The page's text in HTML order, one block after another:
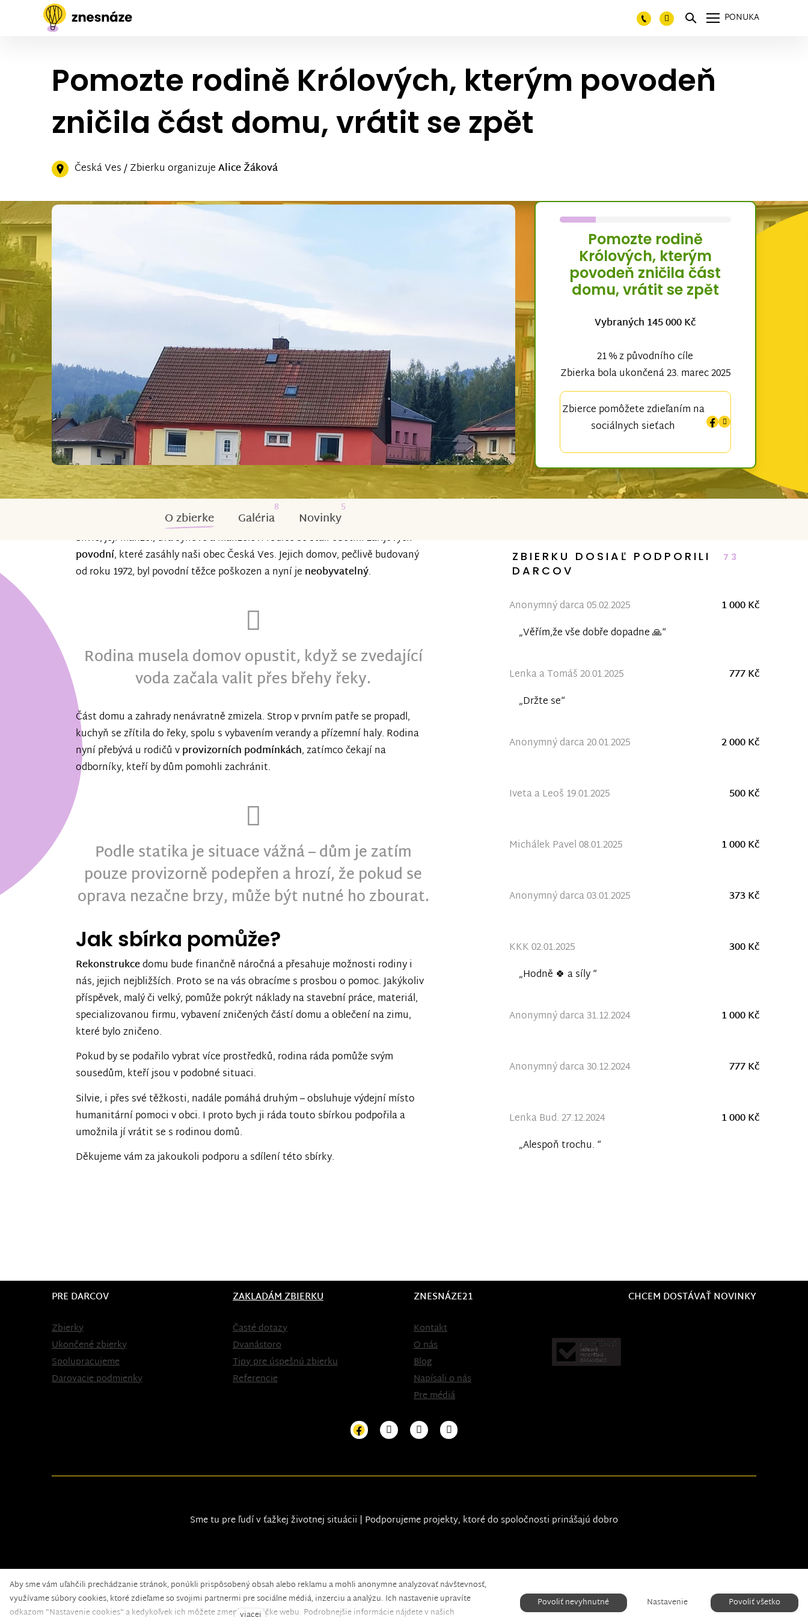
PONUKA
Pomozte rodině Królových, kterým povodeň
zničila část domu, vrátit se zpět
Česká Ves / Zbierku organizujeAlice Žáková
Pomozte rodině
Królových, kterým
povodeň zničila část
domu, vrátit se zpět
Vybraných 145 000 Kč
21 % z původního cíle
Zbierka bola ukončená 23. marec 2025
Zbierce pomôžete zdieľaním na
sociálnych sieťach
O zbierke Galéria
8
Novinky
5
Silvie, její manžel, dva synové a manželovi rodiče se stali oběťmi zářijových
povodní, které zasáhly naši obec Česká Ves. Jejich domov, pečlivě budovaný
od roku 1972, byl povodní těžce poškozen a nyní je neobyvatelný.
Rodina musela domov opustit, když se zvedající
voda začala valit přes břehy řeky.
Část domu a zahrady nenávratně zmizela. Strop v prvním patře se propadl,
kuchyň se zřítila do řeky, spolu s vybavením verandy a přízemní haly. Rodina
nyní přebývá u rodičů vprovizorních podmínkách, zatímco čekají na
odborníky, kteří by dům pomohli zachránit.
Podle statika je situace vážná – dům je zatím
pouze provizorně podepřen a hrozí, že pokud se
oprava nezačne brzy, může být nutné ho zbourat.
Jak sbírka pomůže?
Rekonstrukcedomu bude finančně náročná a přesahuje možnosti rodiny i
nás, jejich nejbližších. Proto se na vás obracíme s prosbou o pomoc. Jakýkoliv
příspěvek, malý či velký, pomůže pokrýt náklady na stavební práce, materiál,
specializovanou firmu, vybavení zničených částí domu a oblečení na zimu,
které bylo zničeno.
Pokud by se podařilo vybrat více prostředků, rodina ráda pomůže svým
sousedům, kteří jsou v podobné situaci.
Silvie, i přes své těžkosti, nadále pomáhá druhým – obsluhuje výdejní místo
humanitární pomoci v obci. I proto bych ji ráda touto sbírkou podpořila a
umožnila jí vrátit se s rodinou domů.
Děkujeme vám za jakoukoli podporu a sdílení této sbírky.
ZBIERKU DOSIAĽ PODPORILI 73
DARCOV
Anonymný darca 05.02.2025
1 000 Kč
„Věřím,že vše dobře dopadne 🙏“
Lenka a Tomáš 20.01.2025
777 Kč
„Držte se“
Anonymný darca 20.01.2025 2 000 Kč
Iveta a Leoš 19.01.2025 500 Kč
Michálek Pavel 08.01.2025 1 000 Kč
Anonymný darca 03.01.2025 373 Kč
KKK 02.01.2025
300 Kč
„Hodně 🍀 a síly “
Anonymný darca 31.12.2024 1 000 Kč
Anonymný darca 30.12.2024 777 Kč
Lenka Bud. 27.12.2024
1 000 Kč
„Alespoň trochu. “
PRE DARCOV
Zbierky
Ukončené zbierky
Spolupracujeme
Darovacie podmienky
ZAKLADÁM ZBIERKU
Časté dotazy
Dvanástoro
Tipy pre úspešnú zbierku
Referencie
ZNESNÁZE21
Kontakt
O nás
Blog
Napísali o nás
Pre médiá
CHCEM DOSTÁVAŤ NOVINKY
Sme tu pre ľudí v ťažkej životnej situácii | Podporujeme projekty, ktoré do spoločnosti prinášajú dobro
Nadační fond pomoci© 2020 — web běží nasolidpixels. Nastavenie cookies
Aby sme vám uľahčili prechádzanie stránok, ponúkli prispôsobený obsah alebo reklamu a mohli anonymne analyzovať návštevnosť,
využívame súbory cookies, ktoré zdieľame so svojimi partnermi pre sociálne médiá, inzerciu a analýzu. Ich nastavenie upravíte
odkazom "Nastavenie cookies" a kedykoľvek ich môžete zmeniť v pätičke webu. Podrobnejšie informácie nájdete v našich
Povoliť nevyhnutné Nastavenie Povoliť všetko